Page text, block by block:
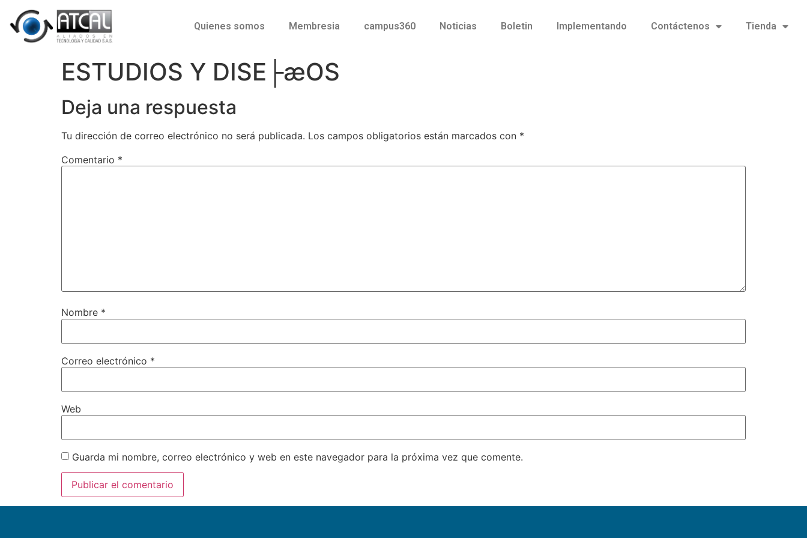
Quienes somos Membresia campus360 Noticias Boletin Implementando Contáctenos Tienda
ESTUDIOS Y DISE├æOS
Deja una respuesta
Tu dirección de correo electrónico no será publicada. Los campos obligatorios están marcados con *
Comentario *
Nombre *
Correo electrónico *
Web
Guarda mi nombre, correo electrónico y web en este navegador para la próxima vez que comente.